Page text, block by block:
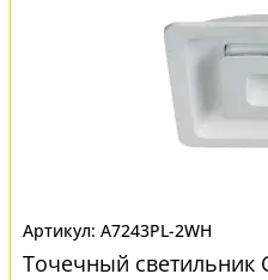
A7243PL-2WH
Точечный светильник